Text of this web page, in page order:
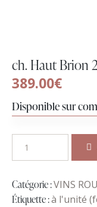
ch. Haut Brion
389.00€
Disponible sur
Catégorie :VINS
Étiquette :à l'unité